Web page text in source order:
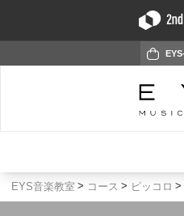
EYS音楽教室 コース ピッコロ